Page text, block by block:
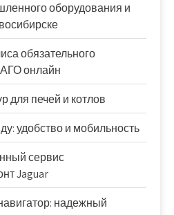
оборудования и
обязательного
онлайн
для печей и котлов
удобство и мобильность
сервис
Jaguar
надежный